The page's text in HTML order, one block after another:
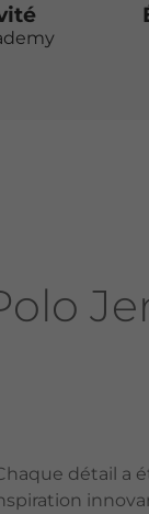
détail a